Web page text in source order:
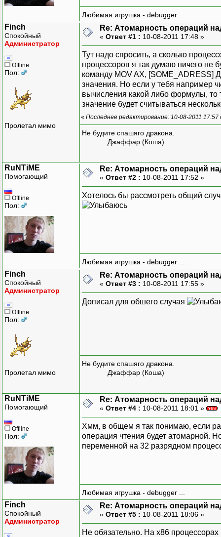
Любимая игрушка - debugger ...
Finch
Спокойный
Администратор
Offline
Пол:
Пролетал мимо
Re: Атомарность операций
« Ответ #1 : 10-08-2011 17:48 »
Тут надо спросить, а сколько
процессоров я так думаю ничего не
команду MOV AX, [SOME_ADRESS]
значения. Но если у тебя например
вычисления какой либо формулы, то
значение будет считываться
« Последнее редактирование: 10-08-2011 17:57
Не будите спашяго дракона.
Джаффар (Коша)
RuNTiME
Помогающий
Offline
Пол:
Re: Атомарность операций
« Ответ #2 : 10-08-2011 17:52 »
Хотелось бы рассмотреть общий
Любимая игрушка - debugger ...
Finch
Спокойный
Администратор
Offline
Пол:
Пролетал мимо
Re: Атомарность операций
« Ответ #3 : 10-08-2011 17:55 »
Дописал для обшего случая
Не будите спашяго дракона.
Джаффар (Коша)
RuNTiME
Помогающий
Offline
Пол:
Re: Атомарность операций
« Ответ #4 : 10-08-2011 18:01 »
Хмм, в общем я так понимаю, если
операция чтения будет атомарной.
переменной на 32 разрядном
Любимая игрушка - debugger ...
Finch
Спокойный
Администратор
Re: Атомарность операций
« Ответ #5 : 10-08-2011 18:06 »
Не обязательно. На x86